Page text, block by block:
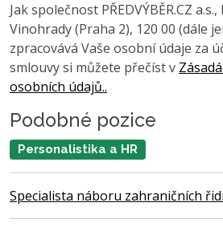
Jak společnost PŘEDVÝBĚR.CZ
Vinohrady (Praha 2), 120 00 (dále
zpracovává Vaše osobní údaje za
smlouvy si můžete přečíst v
osobních údajů..
Podobné pozice
Personalistika a HR
Specialista náboru zahraničních